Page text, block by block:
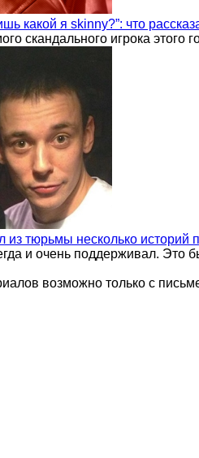
какой я skinny?”: что
скандального игрока
из тюрьмы несколько историй
и очень поддерживал. Это
возможно только с